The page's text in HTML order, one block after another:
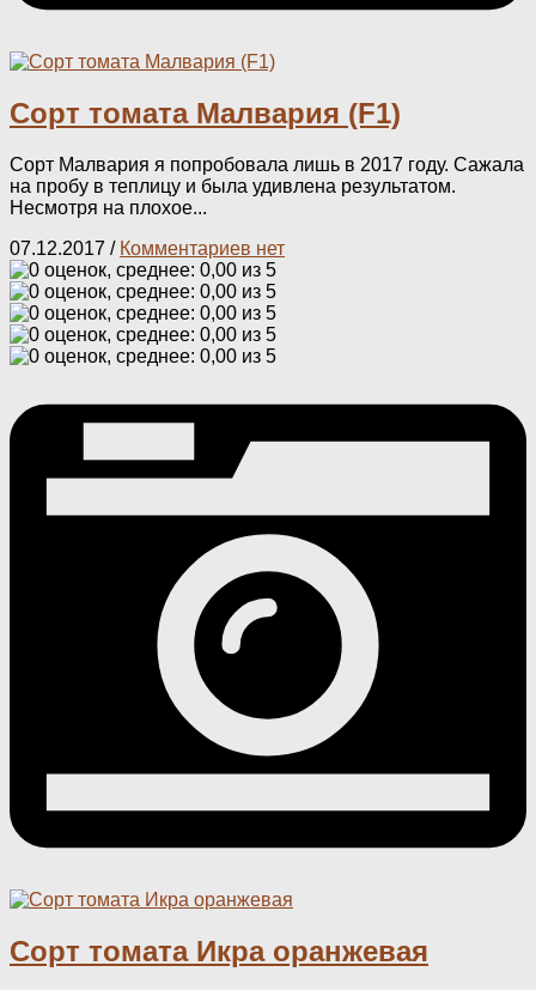
Сорт томата Малвария (F1)
Сорт Малвария я попробовала лишь в 2017 году. Сажала
на пробу в теплицу и была удивлена результатом.
Несмотря на плохое...
07.12.2017 / Комментариев нет
Сорт томата Икра оранжевая